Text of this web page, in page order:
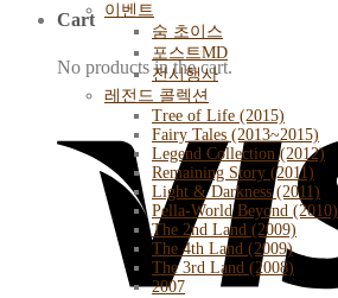
Cart
No products in the cart.
이벤트
숨 초이스
포스트MD
전시행사
레전드 콜렉션
Tree of Life (2015)
Fairy Tales (2013~2015)
Legend Collection (2012)
Remaining Story (2011)
Light & Darkness (2011)
Pella-World Beyond (2010)
The 2nd Land (2009)
The 4th Land (2009)
The 3rd Land (2008)
2007